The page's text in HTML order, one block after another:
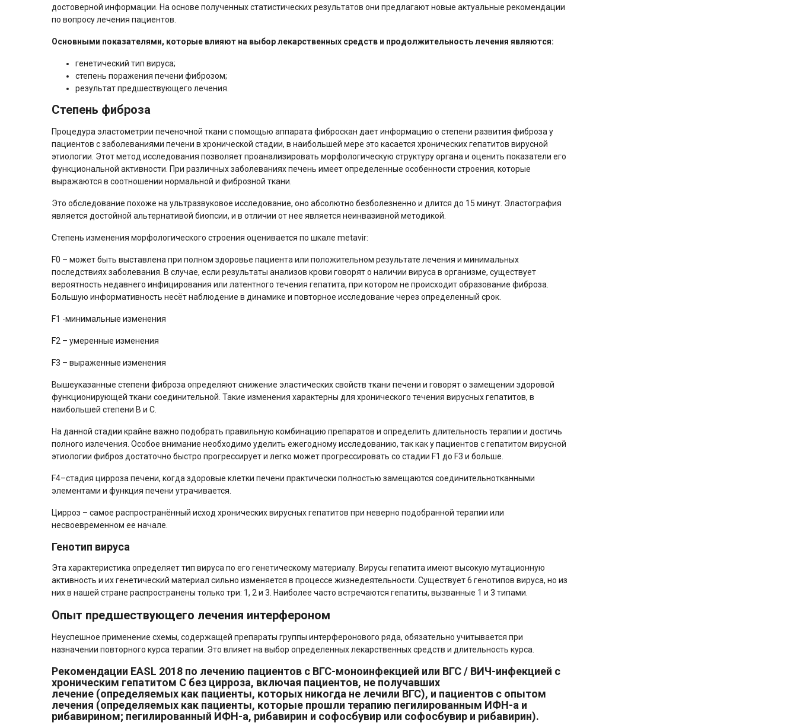
достоверной информации. На основе полученных статистических результатов они предлагают новые актуальные рекомендации
по вопросу лечения пациентов.
Основными показателями, которые влияют на выбор лекарственных средств и продолжительность лечения являются:
генетический тип вируса;
степень поражения печени фиброзом;
результат предшествующего лечения.
Степень фиброза
Процедура эластометрии печеночной ткани с помощью аппарата фиброскан дает информацию о степени развития фиброза у
пациентов с заболеваниями печени в хронической стадии, в наибольшей мере это касается хронических гепатитов вирусной
этиологии. Этот метод исследования позволяет проанализировать морфологическую структуру органа и оценить показатели его
функциональной активности. При различных заболеваниях печень имеет определенные особенности строения, которые
выражаются в соотношении нормальной и фиброзной ткани.
Это обследование похоже на ультразвуковое исследование, оно абсолютно безболезненно и длится до 15 минут. Эластография
является достойной альтернативой биопсии, и в отличии от нее является неинвазивной методикой.
Степень изменения морфологического строения оценивается по шкале metavir:
F0 – может быть выставлена при полном здоровье пациента или положительном результате лечения и минимальных
последствиях заболевания. В случае, если результаты анализов крови говорят о наличии вируса в организме, существует
вероятность недавнего инфицирования или латентного течения гепатита, при котором не происходит образование фиброза.
Большую информативность несёт наблюдение в динамике и повторное исследование через определенный срок.
F1 -минимальные изменения
F2 – умеренные изменения
F3 – выраженные изменения
Вышеуказанные степени фиброза определяют снижение эластических свойств ткани печени и говорят о замещении здоровой
функционирующей ткани соединительной. Такие изменения характерны для хронического течения вирусных гепатитов, в
наибольшей степени В и С.
На данной стадии крайне важно подобрать правильную комбинацию препаратов и определить длительность терапии и достичь
полного излечения. Особое внимание необходимо уделить ежегодному исследованию, так как у пациентов с гепатитом вирусной
этиологии фиброз достаточно быстро прогрессирует и легко может прогрессировать со стадии F1 до F3 и больше.
F4–стадия цирроза печени, когда здоровые клетки печени практически полностью замещаются соединительнотканными
элементами и функция печени утрачивается.
Цирроз – самое распространённый исход хронических вирусных гепатитов при неверно подобранной терапии или
несвоевременном ее начале.
Генотип вируса
Эта характеристика определяет тип вируса по его генетическому материалу. Вирусы гепатита имеют высокую мутационную
активность и их генетический материал сильно изменяется в процессе жизнедеятельности. Существует 6 генотипов вируса, но из
них в нашей стране распространены только три: 1, 2 и 3. Наиболее часто встречаются гепатиты, вызванные 1 и 3 типами.
Опыт предшествующего лечения интерфероном
Неуспешное применение схемы, содержащей препараты группы интерферонового ряда, обязательно учитывается при
назначении повторного курса терапии. Это влияет на выбор определенных лекарственных средств и длительность курса.
Рекомендации EASL 2018 по лечению пациентов с ВГС-моноинфекцией или ВГС / ВИЧ-инфекцией с
хроническим гепатитом С без цирроза, включая пациентов, не получавших
лечение (определяемых как пациенты, которых никогда не лечили ВГС), и пациентов с опытом
лечения (определяемых как пациенты, которые прошли терапию пегилированным ИФН-а и
рибавирином; пегилированный ИФН-а, рибавирин и софосбувир или софосбувир и рибавирин).